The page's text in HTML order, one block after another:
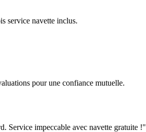
service navette inclus.
pour une confiance mutuelle.
. Service impeccable avec navette gratuite !"